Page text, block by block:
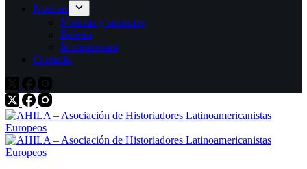
Noticias
Noticias y anuncios
Boletín
In memoriam
Contacto